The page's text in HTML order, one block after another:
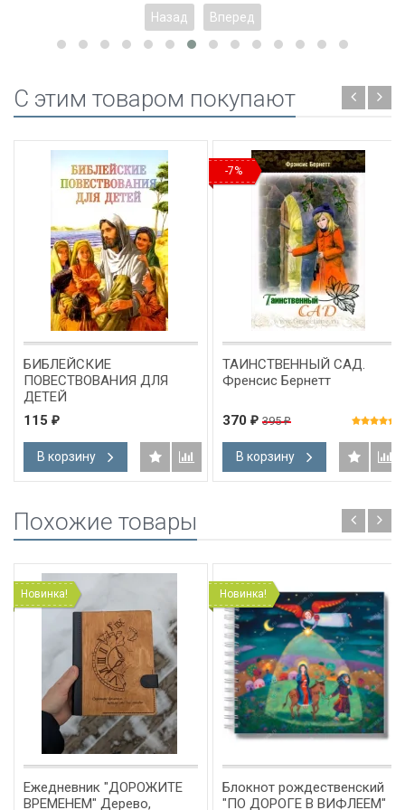
Назад Вперед
C этим товаром покупают
БИБЛЕЙСКИЕ
ПОВЕСТВОВАНИЯ ДЛЯ
ДЕТЕЙ
115 ₽
В корзину
-7%
ТАИНСТВЕННЫЙ САД.
Френсис Бернетт
370 ₽ 395₽
В корзину
Похожие товары
Новинка!
Ежедневник "ДОРОЖИТЕ
ВРЕМЕНЕМ" Дерево,
Новинка!
Блокнот рождественский
"ПО ДОРОГЕ В ВИФЛЕЕМ"